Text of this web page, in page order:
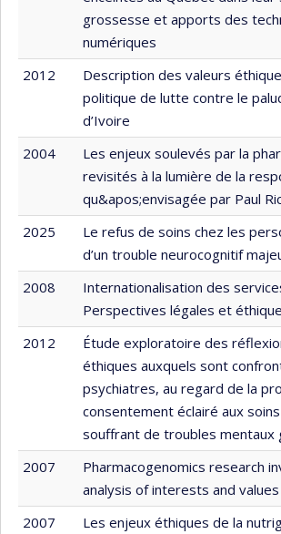
grossesse et apports des
numériques
2012
Description des valeurs
politique de lutte contre le
d’Ivoire
2004
Les enjeux soulevés par la
revisités à la lumière de la
qu&apos;envisagée par Paul
2025
Le refus de soins chez les
d’un trouble neurocognitif
2008
Internationalisation des
Perspectives légales et
2012
Étude exploratoire des
éthiques auxquels sont
psychiatres, au regard de la
consentement éclairé aux
souffrant de troubles mentaux
2007
Pharmacogenomics research
analysis of interests and values
2007
Les enjeux éthiques de la